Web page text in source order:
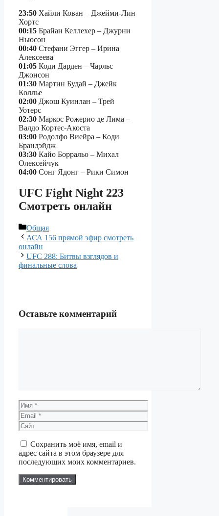
23:50 Хайли Кован – Джейми-Лин
Хортс
00:15 Брайан Келлехер – Джурни
Ньюсон
00:40 Стефани Эггер – Ирина
Алексеева
01:05 Коди Дарден – Чарльс
Джонсон
01:30 Мартин Будай – Джейк
Коллье
02:00 Джош Куинлан – Трей
Уотерс
02:30 Маркос Рожерио де Лима –
Валдо Кортес-Акоста
03:00 Родолфо Виейра – Коди
Брандэйдж
03:30 Кайо Борральо – Михал
Олексейчук
04:00 Сонг Ядонг – Рики Симон
UFC Fight Night 223
Смотреть онлайн
Рубрики
Общая
АСА 156 прямой эфир смотреть
онлайн
UFC 288: Битвы взглядов и
финальные слова
Оставьте комментарий
Имя
Email
Сайт
Сохранить моё имя, email и
адрес сайта в этом браузере для
последующих моих комментариев.